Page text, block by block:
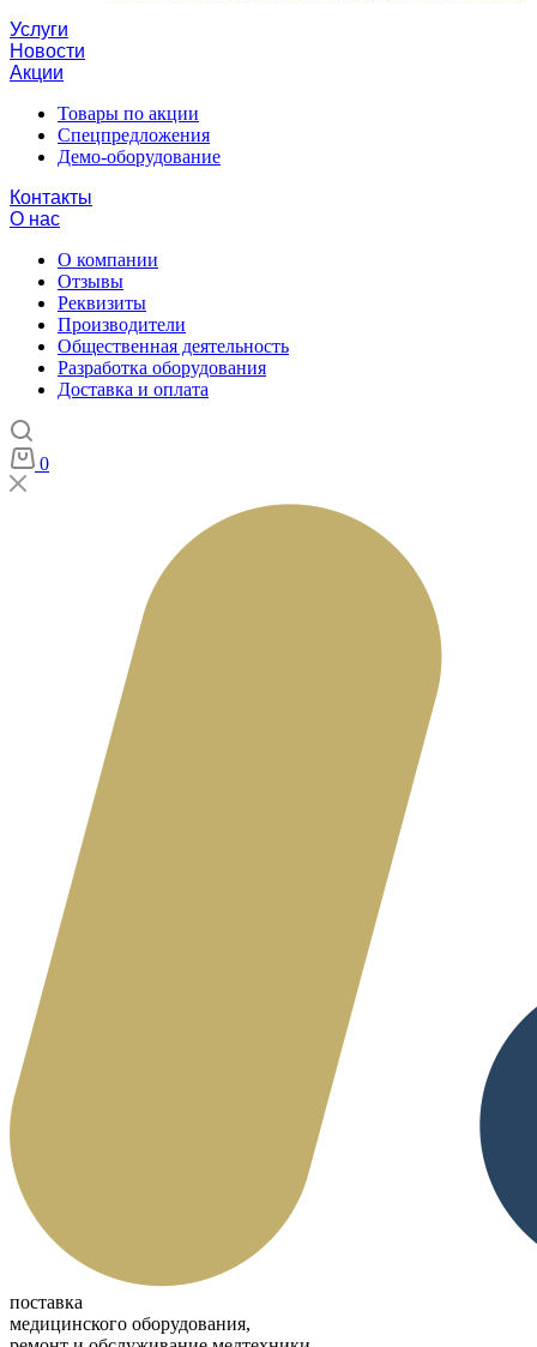
Услуги
Новости
Акции
Товары по акции
Спецпредложения
Демо-оборудование
Контакты
О нас
О компании
Отзывы
Реквизиты
Производители
Общественная деятельность
Разработка оборудования
Доставка и оплата
0
поставка
медицинского оборудования,